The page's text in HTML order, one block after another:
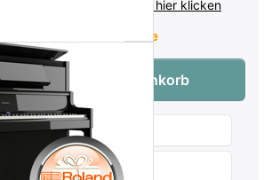
Infos zu Versandkosten - hier klicken
auf Anfrage
Roland LX-9 PE Digitalpiano Polished
In den Warenkorb
Wunschliste
Produktanfrage